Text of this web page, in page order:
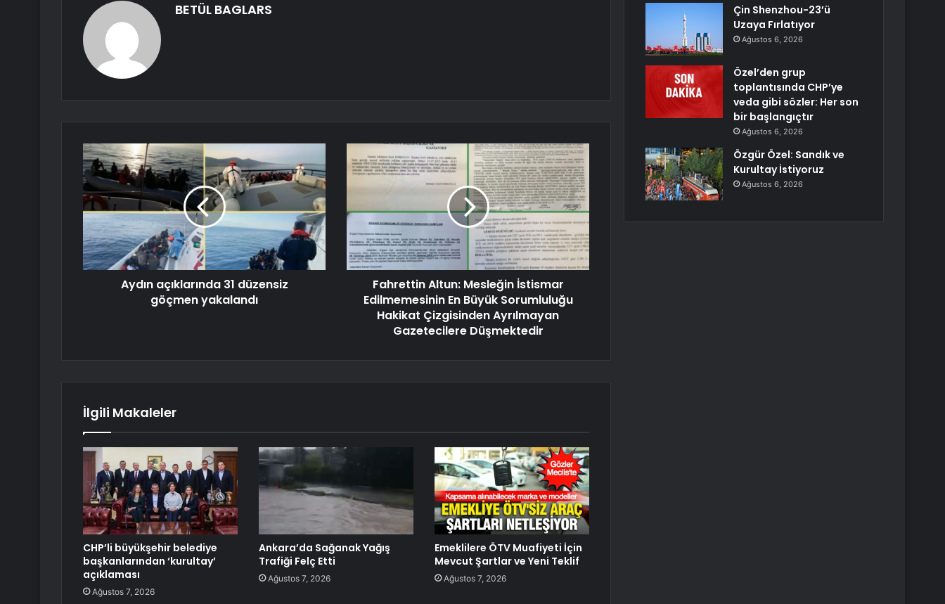
BETÜL BAGLARS
Aydın açıklarında 31 düzensiz
göçmen yakalandı
Fahrettin Altun: Mesleğin İstismar
Edilmemesinin En Büyük Sorumluluğu
Hakikat Çizgisinden Ayrılmayan
Gazetecilere Düşmektedir
İlgili Makaleler
CHP’li büyükşehir belediye
başkanlarından ‘kurultay’
açıklaması
Ağustos 7, 2026
Ankara’da Sağanak Yağış
Trafiği Felç Etti
Ağustos 7, 2026
Emeklilere ÖTV Muafiyeti İçin
Mevcut Şartlar ve Yeni Teklif
Ağustos 7, 2026
Çin Shenzhou-23’ü
Uzaya Fırlatıyor
Ağustos 6, 2026
Özel’den grup
toplantısında CHP’ye
veda gibi sözler: Her son
bir başlangıçtır
Ağustos 6, 2026
Özgür Özel: Sandık ve
Kurultay İstiyoruz
Ağustos 6, 2026